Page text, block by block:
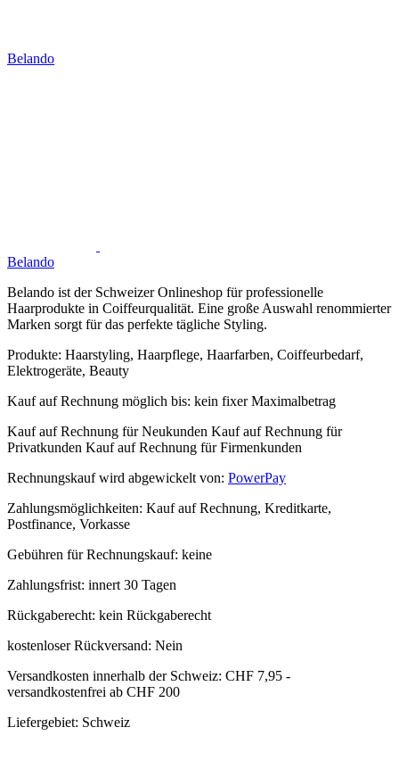
Belando
Belando
Belando ist der Schweizer Onlineshop für professionelle
Haarprodukte in Coiffeurqualität. Eine große Auswahl renommierter
Marken sorgt für das perfekte tägliche Styling.
Produkte: Haarstyling, Haarpflege, Haarfarben, Coiffeurbedarf,
Elektrogeräte, Beauty
Kauf auf Rechnung möglich bis: kein fixer Maximalbetrag
Kauf auf Rechnung für Neukunden Kauf auf Rechnung für
Privatkunden Kauf auf Rechnung für Firmenkunden
Rechnungskauf wird abgewickelt von: PowerPay
Zahlungsmöglichkeiten: Kauf auf Rechnung, Kreditkarte,
Postfinance, Vorkasse
Gebühren für Rechnungskauf: keine
Zahlungsfrist: innert 30 Tagen
Rückgaberecht: kein Rückgaberecht
kostenloser Rückversand: Nein
Versandkosten innerhalb der Schweiz: CHF 7,95 -
versandkostenfrei ab CHF 200
Liefergebiet: Schweiz